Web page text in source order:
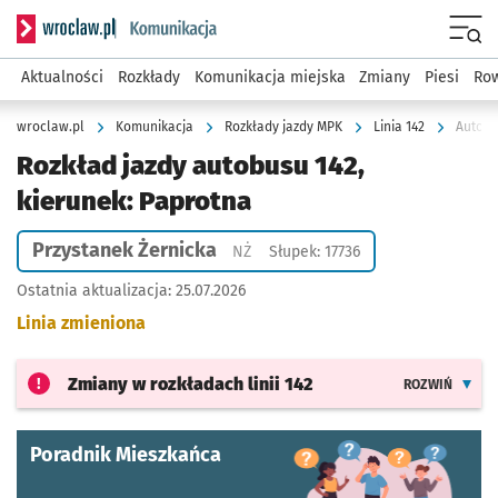
Serwis informacyjny wroclaw.pl podserwis: Komunikacja
Aktualności Rozkłady Komunikacja miejska Zmiany Piesi
wroclaw.pl Komunikacja Rozkłady jazdy MPK Linia 142
Rozkład jazdy autobusu 142,
kierunek: Paprotna
Przystanek Żernicka NŻPrzystanek na życzenie
Słupek: 17736
Ostatnia aktualizacja: 25.07.2026
Linia zmieniona
Zmiany w rozkładach linii 142 ROZWIŃ
Poradnik Mieszkańca